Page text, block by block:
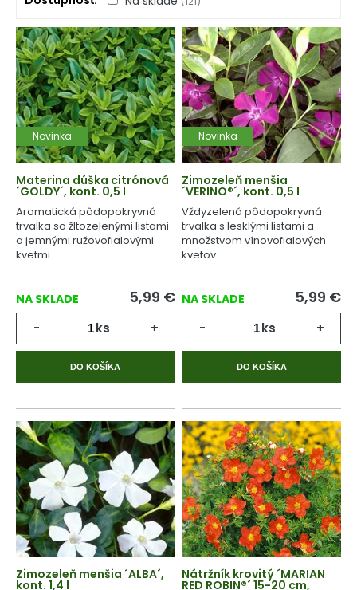
Novinka
Materina dúška citrónová
´GOLDY´, kont. 0,5 l
Aromatická pôdopokryvná
trvalka so žltozelenými listami
a jemnými ružovofialovými
kvetmi.
NA SKLADE 5,99 €
- ks +
DO KOŠÍKA
Novinka
Zimozeleň menšia
´VERINO®´, kont. 0,5 l
Vždyzelená pôdopokryvná
trvalka s lesklými listami a
množstvom vínovofialových
kvetov.
NA SKLADE 5,99 €
- ks +
DO KOŠÍKA
Zimozeleň menšia ´ALBA´,
kont. 1,4 l
Nátržník krovitý ´MARIAN
RED ROBIN®´ 15-20 cm,